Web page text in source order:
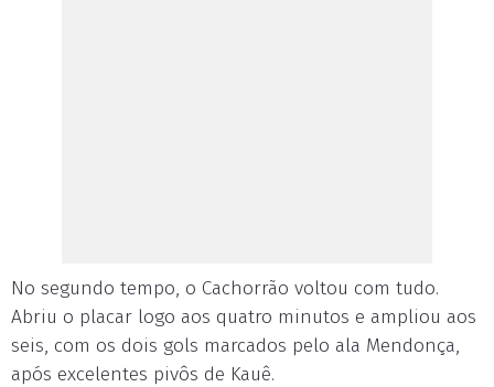
No segundo tempo, o Cachorrão voltou com tudo.
Abriu o placar logo aos quatro minutos e ampliou aos
seis, com os dois gols marcados pelo ala Mendonça,
após excelentes pivôs de Kauê.